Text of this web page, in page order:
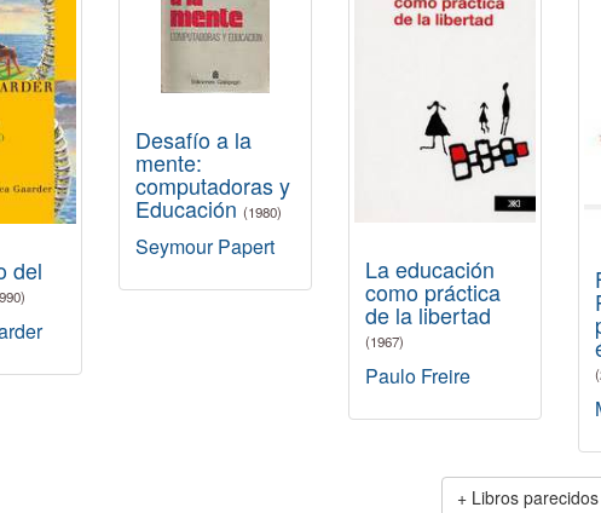
del
Desafío a la
mente:
computadoras y
Educación (1980)
Seymour Papert
La educación
como práctica
de la libertad
(1967)
Paulo Freire
Libros